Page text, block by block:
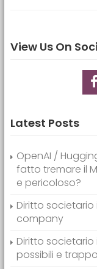
View Us On
Latest Posts
OpenAI /
fatto tremare il
e pericoloso?
Diritto societario
company
Diritto societario
possibili e